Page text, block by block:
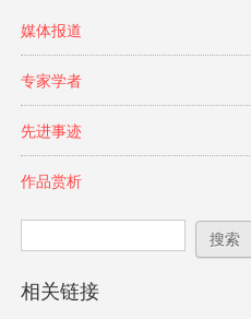
媒体报道
专家学者
先进事迹
作品赏析
搜索表单
相关链接